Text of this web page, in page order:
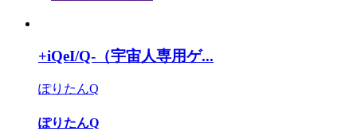
+iQeI/Q-（宇宙人専用ゲ...
ぽりたんQ
ぽりたんQ